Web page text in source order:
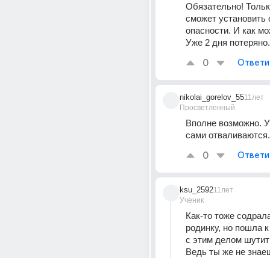
Обязательно!
сможет установить
опасности. И как
Уже 2 дня потеряно.
0
nikolai_gorelov_55
Просветленный
11лет
Вполне возможно.
сами
0
ksu_2592
Ученик
11лет
Как-то тоже
родинку, но пошла к
с этим делом
Ведь ты же не